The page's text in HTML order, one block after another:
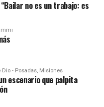
no es un trabajo: es
Dio - Posadas, Misiones
escenario que palpita